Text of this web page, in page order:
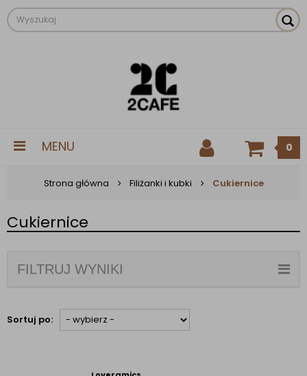
MENU 0
Strona główna Filiżanki i kubki Cukiernice
Cukiernice
FILTRUJ WYNIKI
Sortuj po: